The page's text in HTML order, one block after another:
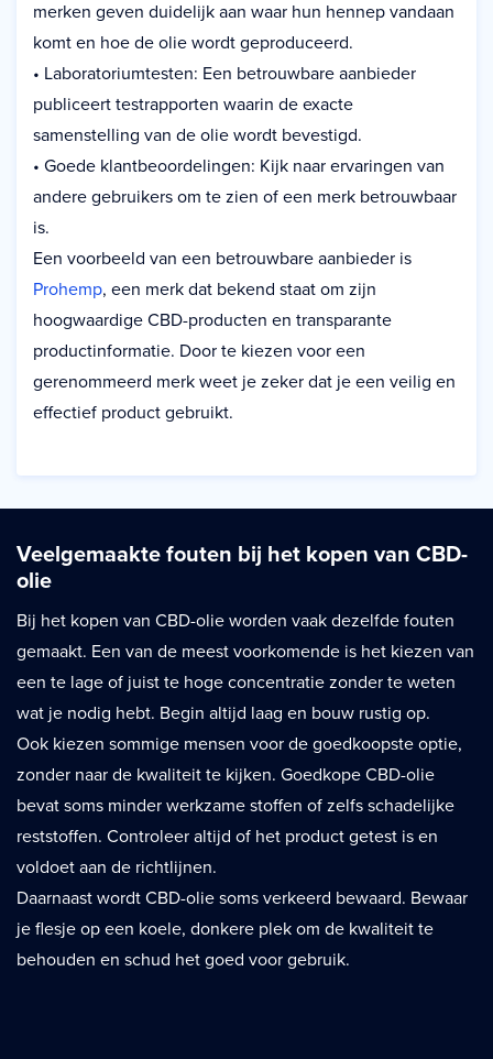
merken geven duidelijk aan waar hun hennep vandaan
komt en hoe de olie wordt geproduceerd.
• Laboratoriumtesten: Een betrouwbare aanbieder
publiceert testrapporten waarin de exacte
samenstelling van de olie wordt bevestigd.
• Goede klantbeoordelingen: Kijk naar ervaringen van
andere gebruikers om te zien of een merk betrouwbaar
is.
Een voorbeeld van een betrouwbare aanbieder is
Prohemp, een merk dat bekend staat om zijn
hoogwaardige CBD-producten en transparante
productinformatie. Door te kiezen voor een
gerenommeerd merk weet je zeker dat je een veilig en
effectief product gebruikt.
Veelgemaakte fouten bij het kopen van CBD-
olie
Bij het kopen van CBD-olie worden vaak dezelfde fouten
gemaakt. Een van de meest voorkomende is het kiezen van
een te lage of juist te hoge concentratie zonder te weten
wat je nodig hebt. Begin altijd laag en bouw rustig op.
Ook kiezen sommige mensen voor de goedkoopste optie,
zonder naar de kwaliteit te kijken. Goedkope CBD-olie
bevat soms minder werkzame stoffen of zelfs schadelijke
reststoffen. Controleer altijd of het product getest is en
voldoet aan de richtlijnen.
Daarnaast wordt CBD-olie soms verkeerd bewaard. Bewaar
je flesje op een koele, donkere plek om de kwaliteit te
behouden en schud het goed voor gebruik.